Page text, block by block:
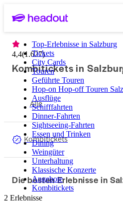
Top-Erlebnisse in Salzburg
Tickets
City Cards
Touren
Geführte Touren
Hop-on Hop-off Touren
Ausflüge
Schifffahrten
Dinner-Fahrten
Sightseeing-Fahrten
Essen und Trinken
Dining
Weingüter
Unterhaltung
Klassische Konzerte
Angebote
Kombitickets
4,4(1.627)
Kombitickets in
Alle
Kombitickets
Die besten Erlebnisse in
2 Erlebnisse